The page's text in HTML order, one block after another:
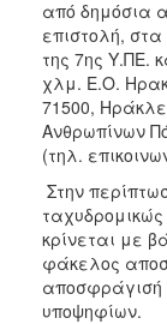
ΔΗΜΟΣ
ΠΟΛΙΤΙΣΜΟΣ
ΑΝΘΕΚΤΙΚΗ
ΠΟΛΗ
από δημόσια
επιστολή,
της 7ης Υ.ΠΕ.
χλμ. Ε.Ο.
71500,
Ανθρωπίνων
(τηλ.
Στην
κρίνεται με
φάκελος
αποσφράγισή
υποψηφίων.